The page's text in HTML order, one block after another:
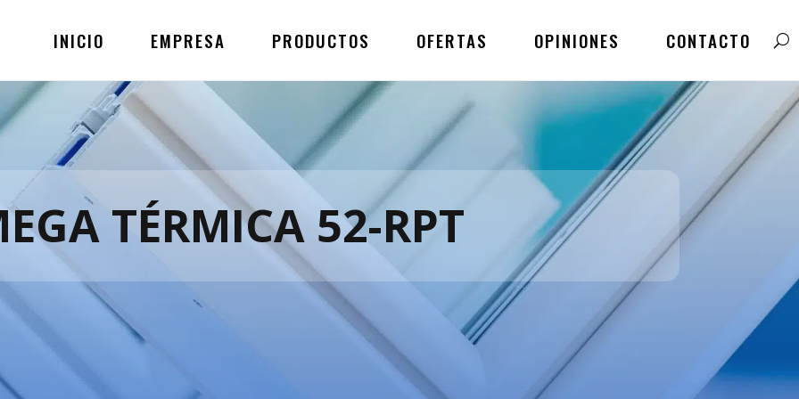
INICIO EMPRESA PRODUCTOS OFERTAS OPINIONES CONTACTO
TÉRMICA 52-RPT